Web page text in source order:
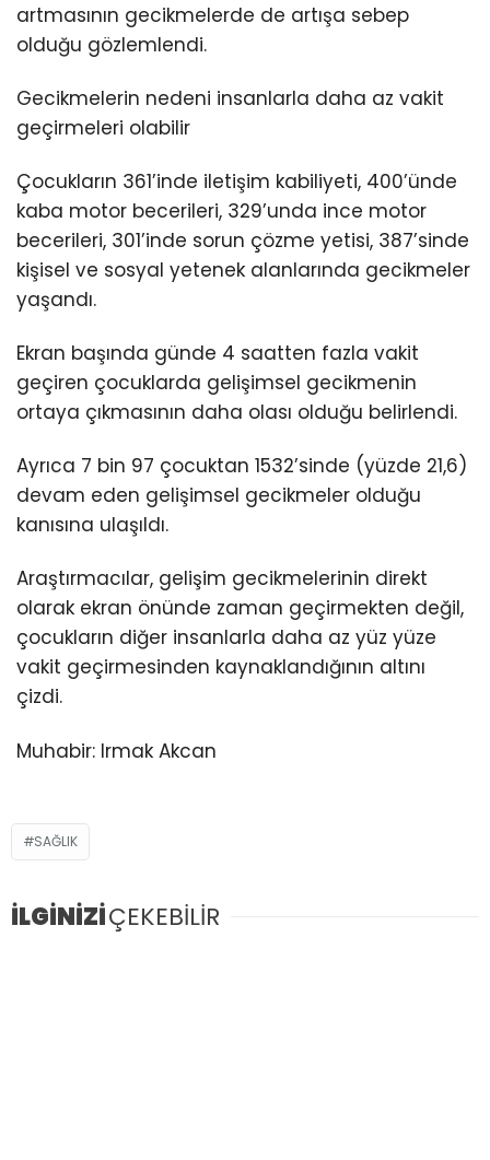
artmasının gecikmelerde de artışa sebep
olduğu gözlemlendi.
Gecikmelerin nedeni insanlarla daha az vakit
geçirmeleri olabilir
Çocukların 361’inde iletişim kabiliyeti, 400’ünde
kaba motor becerileri, 329’unda ince motor
becerileri, 301’inde sorun çözme yetisi, 387’sinde
kişisel ve sosyal yetenek alanlarında gecikmeler
yaşandı.
Ekran başında günde 4 saatten fazla vakit
geçiren çocuklarda gelişimsel gecikmenin
ortaya çıkmasının daha olası olduğu belirlendi.
Ayrıca 7 bin 97 çocuktan 1532’sinde (yüzde 21,6)
devam eden gelişimsel gecikmeler olduğu
kanısına ulaşıldı.
Araştırmacılar, gelişim gecikmelerinin direkt
olarak ekran önünde zaman geçirmekten değil,
çocukların diğer insanlarla daha az yüz yüze
vakit geçirmesinden kaynaklandığının altını
çizdi.
Muhabir: Irmak Akcan
SAĞLIK
İLGİNİZİÇEKEBİLİR